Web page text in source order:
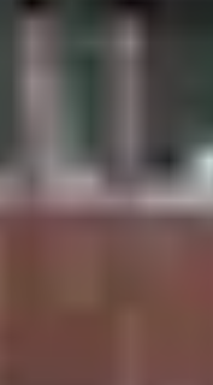
Envie
Deux ou
Profitez
puis